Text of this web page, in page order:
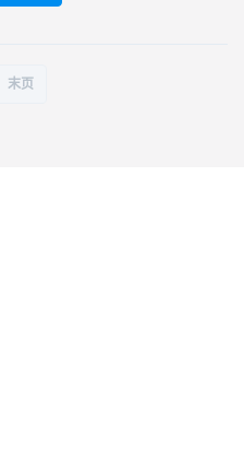
末页